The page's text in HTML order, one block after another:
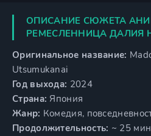
ОПИСАНИЕ СЮЖЕТА
РЕМЕСЛЕННИЦА ДАЛИЯ
Оригинальное название:
Utsumukanai
Год выхода: 2024
Страна: Япония
Жанр: Комедия,
Продолжительность: ~ 25